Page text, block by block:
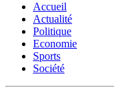
Accueil
Actualité
Politique
Economie
Sports
Société